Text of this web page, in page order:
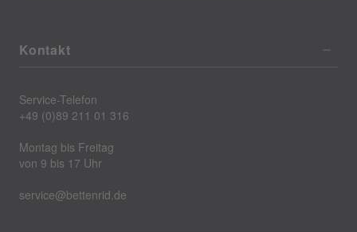
Kontakt
Service-Telefon
+49 (0)89 211 01 316
Montag bis Freitag
von 9 bis 17 Uhr
service@bettenrid.de